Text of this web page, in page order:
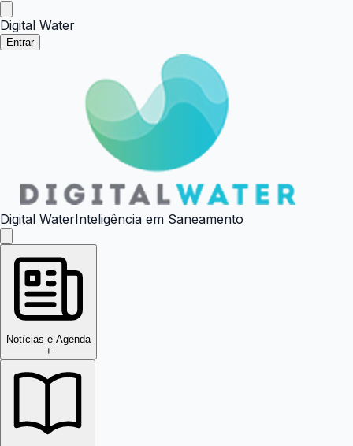
Digital Water
Entrar
Digital WaterInteligência em Saneamento
Notícias e Agenda
+